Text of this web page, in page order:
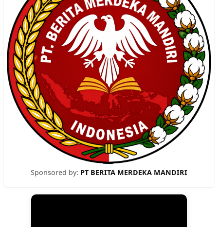
Sponsored by: PT BERITA MERDEKA MANDIRI